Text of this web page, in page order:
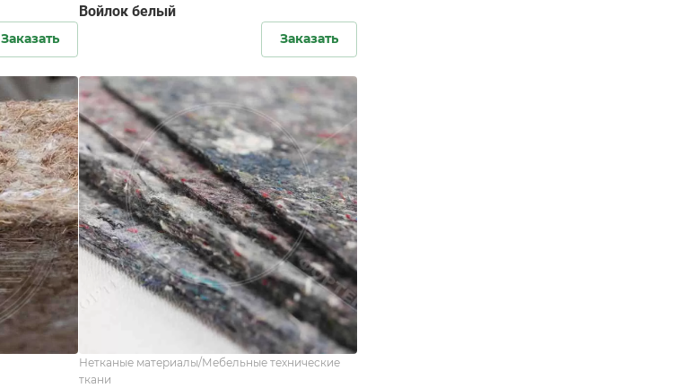
Заказать
Войлок белый
Заказать
Нетканые материалы/Мебельные технические
ткани